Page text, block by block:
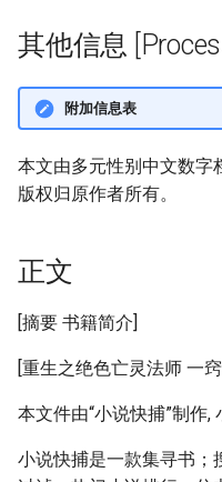
其他信息
附加信息表
本文由多元性别中文数字
版权归原作者所有。
正文
[摘要 书籍简介]
[重生之绝色亡灵法师 一
本文件由“小说快捕”制作,
小说快捕是一款集寻书；